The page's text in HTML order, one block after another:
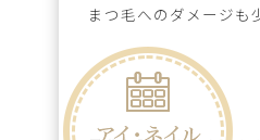
まつ毛へのダメージ